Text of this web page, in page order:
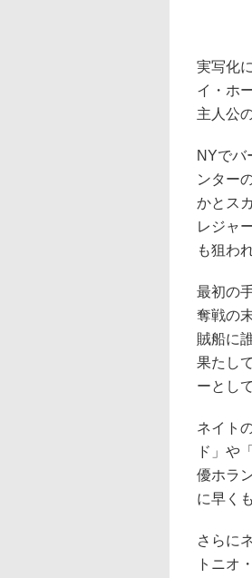
実写化
イ・ホ
主人公
NYでバ
ンター
かとス
レジャ
も狙わ
最初の
奪戦の
賊船に
果たし
ーとし
ネイト
ド」や
優ホラ
に早く
さらに
トニオ